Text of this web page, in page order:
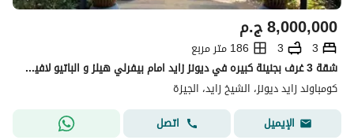
ج.م8,000,000
3
3
186 متر مربع
شقة 3 غرف بجنينة كبيره في ديونز زايد امام بيفرلي هيلز و الباتيو لافيستا و الكارما و سوديك ويست
كومباوند زايد ديونز، الشيخ زايد، الجيزة
الإيميل
اتصل